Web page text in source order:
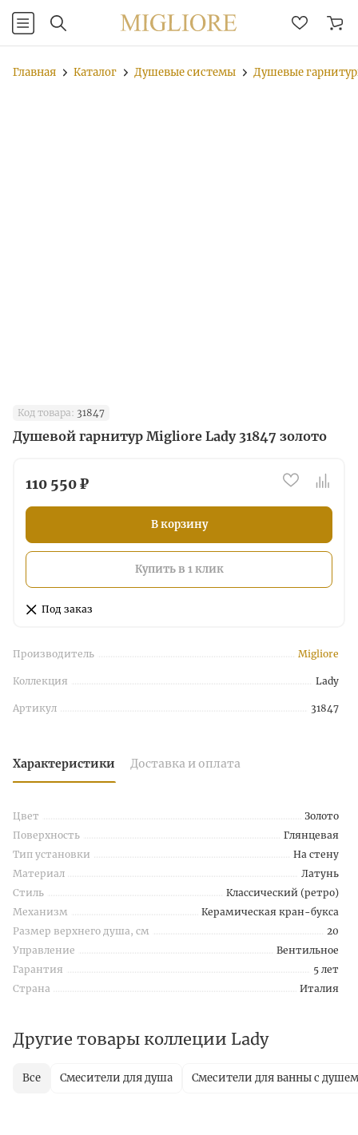
Главная Каталог Душевые системы Душевые
Код товара: 31847
Душевой гарнитур Migliore Lady 31847 золото
110 550 ₽
В корзину
Купить в 1 клик
Под заказ
Производитель Migliore
Коллекция Lady
Артикул 31847
Характеристики Доставка и оплата
Цвет
Золото
Поверхность
Глянцевая
Тип установки
На стену
Материал
Латунь
Стиль
Классический (ретро)
Механизм
Керамическая кран-букса
Размер верхнего душа, см
20
Управление
Вентильное
Гарантия
5 лет
Страна
Италия
Другие товары коллеции Lady
Все Смесители для душа Смесители для ванны с душем